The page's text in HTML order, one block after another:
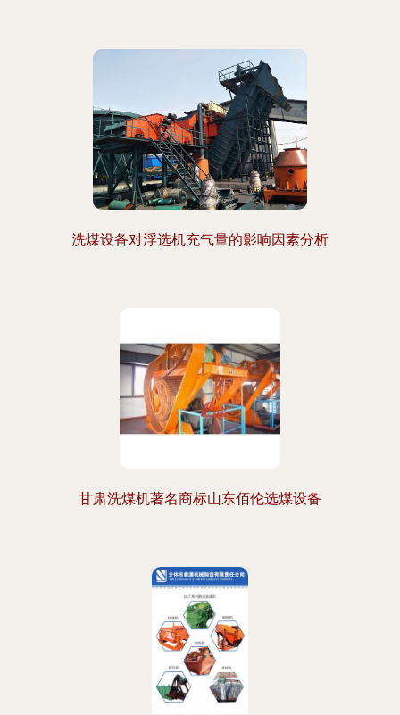
洗煤设备对浮选机充气量的影响因素分析
甘肃洗煤机著名商标山东佰伦选煤设备